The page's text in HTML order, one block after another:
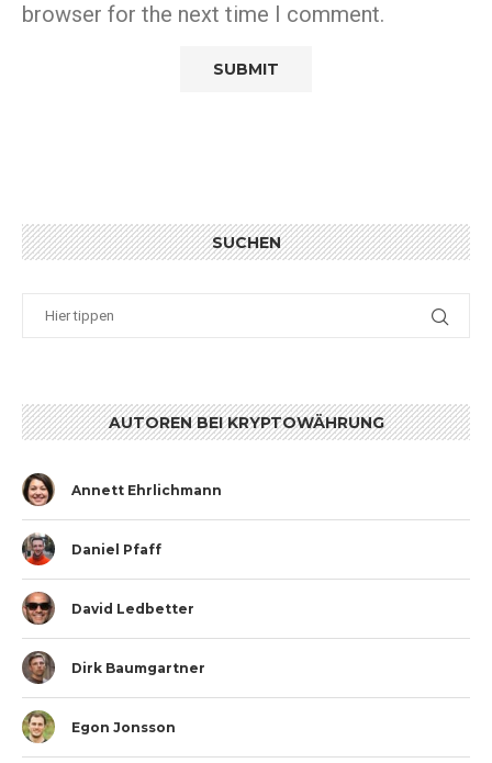
browser for the next time I comment.
SUCHEN
AUTOREN BEI KRYPTOWÄHRUNG
Annett Ehrlichmann
Daniel Pfaff
David Ledbetter
Dirk Baumgartner
Egon Jonsson